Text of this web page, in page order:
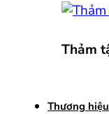
Thảm
Thương hiệu